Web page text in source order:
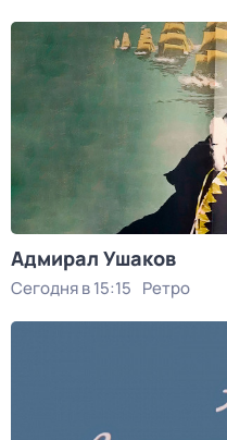
Адмирал Ушаков
Сегодня в 15:15 Ретро